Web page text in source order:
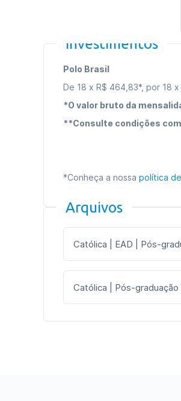
Investimentos
Polo Brasil
De 18 x R$ 464,83*, por 18
*O valor bruto da
**Consulte condições
*Conheça a nossa política
Arquivos
Católica | EAD | Pós-
Católica | Pós-